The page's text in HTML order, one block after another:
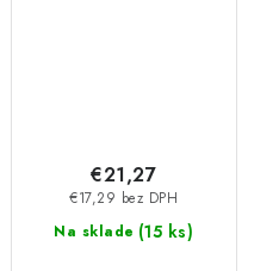
Na sklade (15 ks)
€17,29 bez DPH
€21,27